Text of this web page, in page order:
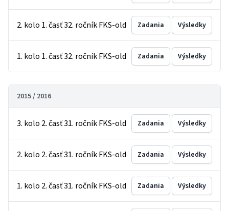
2. kolo 1. časť 32. ročník FKS-old Zadania Výsledky
1. kolo 1. časť 32. ročník FKS-old Zadania Výsledky
2015 / 2016
3. kolo 2. časť 31. ročník FKS-old Zadania Výsledky
2. kolo 2. časť 31. ročník FKS-old Zadania Výsledky
1. kolo 2. časť 31. ročník FKS-old Zadania Výsledky